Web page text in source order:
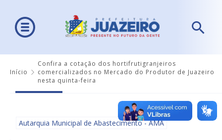
Início
Confira a cotação dos hortifrutigranjeiros
comercializados no Mercado do Produtor de Juazeiro
nesta quinta-feira
Autarquia Municipal de Abastecimento - AMA